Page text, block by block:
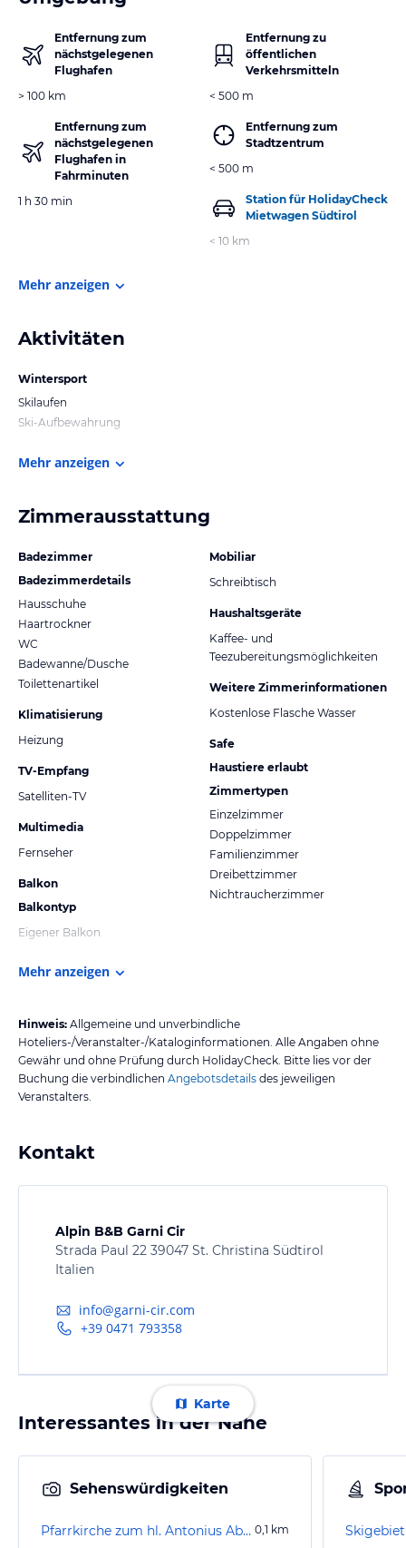
Entfernung zum
nächstgelegenen
Flughafen
> 100 km
Entfernung zum
nächstgelegenen
Flughafen in
Fahrminuten
1 h 30 min
Entfernung zu
öffentlichen
Verkehrsmitteln
< 500 m
Entfernung zum
Stadtzentrum
< 500 m
Station für HolidayCheck
Mietwagen Südtirol
< 10 km
Mehr anzeigen
Aktivitäten
Wintersport
Skilaufen
Ski-Aufbewahrung
Mehr anzeigen
Zimmerausstattung
Badezimmer
Badezimmerdetails
Hausschuhe
Haartrockner
WC
Badewanne/Dusche
Toilettenartikel
Klimatisierung
Heizung
TV-Empfang
Satelliten-TV
Multimedia
Fernseher
Balkon
Balkontyp
Eigener Balkon
Mobiliar
Schreibtisch
Haushaltsgeräte
Kaffee- und
Teezubereitungsmöglichkeiten
Weitere Zimmerinformationen
Kostenlose Flasche Wasser
Safe
Haustiere erlaubt
Zimmertypen
Einzelzimmer
Doppelzimmer
Familienzimmer
Dreibettzimmer
Nichtraucherzimmer
Mehr anzeigen
Hinweis: Allgemeine und unverbindliche
Hoteliers-/Veranstalter-/Kataloginformationen. Alle Angaben ohne
Gewähr und ohne Prüfung durch HolidayCheck. Bitte lies vor der
Buchung die verbindlichen Angebotsdetails des jeweiligen
Veranstalters.
Kontakt
Alpin B&B Garni Cir
Strada Paul 22 39047 St. Christina Südtirol
Italien
info@garni-cir.com
+39 0471 793358
Karte
Interessantes in der Nähe
Sehenswürdigkeiten
Pfarrkirche zum hl. Antonius Abt und zur hl. Christina 0,1 km